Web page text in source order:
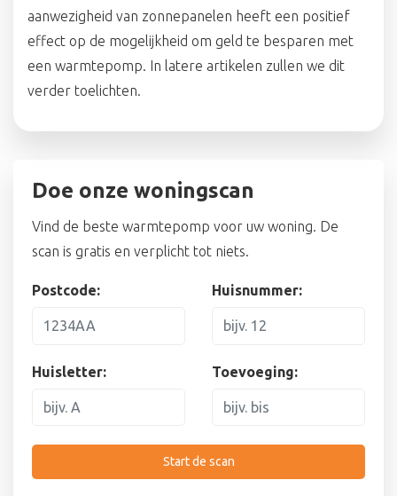
aanwezigheid van zonnepanelen heeft een positief
effect op de mogelijkheid om geld te besparen met
een warmtepomp. In latere artikelen zullen we dit
verder toelichten.
Doe onze woningscan
Vind de beste warmtepomp voor uw woning. De
scan is gratis en verplicht tot niets.
Postcode: Huisnummer:
Huisletter: Toevoeging:
Start de scan